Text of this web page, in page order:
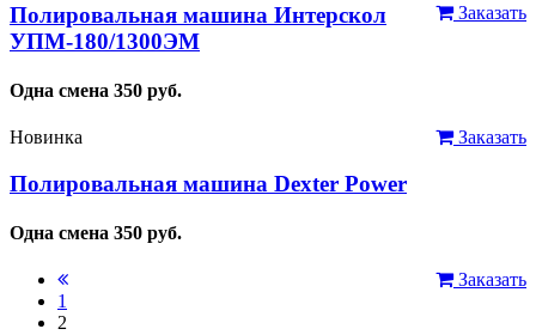
Заказать
Полировальная машина Интерскол
УПМ-180/1300ЭМ
Одна смена 350 руб.
Заказать
Новинка
Полировальная машина Dexter Power
Одна смена 350 руб.
Заказать
1
2